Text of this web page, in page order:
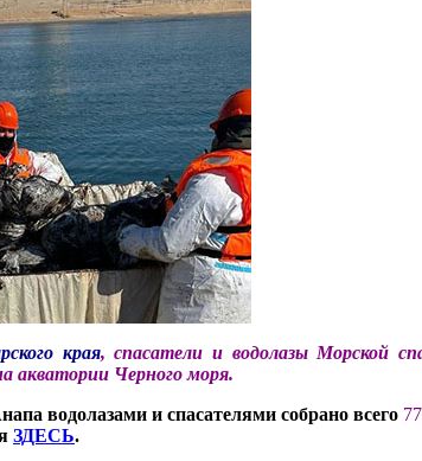
края, спасатели и водолазы Морской
акватории Черного моря.
водолазами и спасателями собрано всего
ЗДЕСЬ.